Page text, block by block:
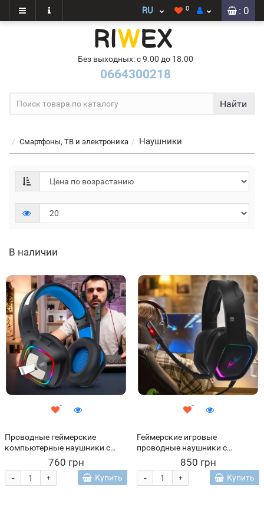
: 0
0
Без выходных: с 9.00 до 18.00
0664300218
Найти
Смартфоны, ТВ и электроника Наушники
В наличии
Проводные геймерские
компьютерные наушники с
микрофоном и подсветкой XO
GE08 Черный (AX)
760 грн
+
- Купить
Геймерские игровые
проводные наушники с
микрофоном и подсветкой
CYBERPUNK CP-007 (206)
850 грн
+
- Купить